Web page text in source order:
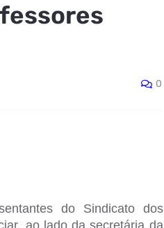
0
do Sindicato dos
ao lado da secretária da